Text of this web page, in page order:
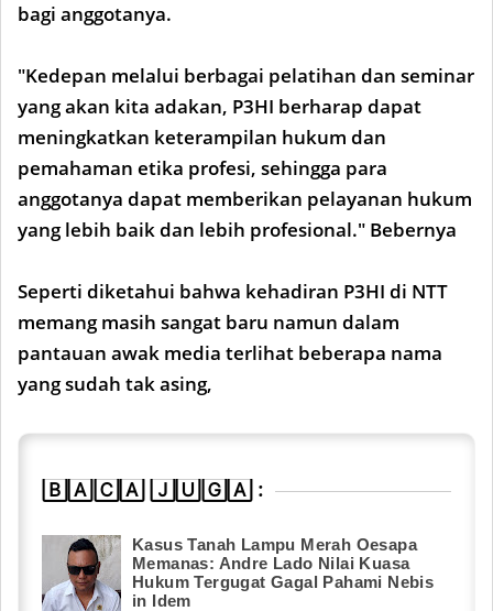
bagi anggotanya.
"Kedepan melalui berbagai pelatihan dan seminar
yang akan kita adakan, P3HI berharap dapat
meningkatkan keterampilan hukum dan
pemahaman etika profesi, sehingga para
anggotanya dapat memberikan pelayanan hukum
yang lebih baik dan lebih profesional." Bebernya
Seperti diketahui bahwa kehadiran P3HI di NTT
memang masih sangat baru namun dalam
pantauan awak media terlihat beberapa nama
yang sudah tak asing,
🄱🄰🄲🄰 🄹🅄🄶🄰 :
Kasus Tanah Lampu Merah Oesapa
Memanas: Andre Lado Nilai Kuasa
Hukum Tergugat Gagal Pahami Nebis
in Idem